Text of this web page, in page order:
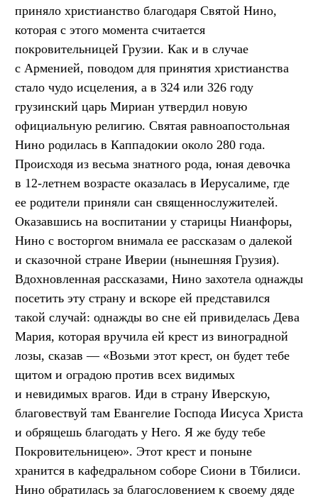
приняло христианство благодаря Святой Нино,
которая с этого момента считается
покровительницей Грузии. Как и в случае
с Арменией, поводом для принятия христианства
стало чудо исцеления, а в 324 или 326 году
грузинский царь Мириан утвердил новую
официальную религию. Святая равноапостольная
Нино родилась в Каппадокии около 280 года.
Происходя из весьма знатного рода, юная девочка
в 12-летнем возрасте оказалась в Иерусалиме, где
ее родители приняли сан священнослужителей.
Оказавшись на воспитании у старицы Нианфоры,
Нино с восторгом внимала ее рассказам о далекой
и сказочной стране Иверии (нынешняя Грузия).
Вдохновленная рассказами, Нино захотела однажды
посетить эту страну и вскоре ей представился
такой случай: однажды во сне ей привиделась Дева
Мария, которая вручила ей крест из виноградной
лозы, сказав — «Возьми этот крест, он будет тебе
щитом и оградою против всех видимых
и невидимых врагов. Иди в страну Иверскую,
благовествуй там Евангелие Господа Иисуса Христа
и обрящешь благодать у Него. Я же буду тебе
Покровительницею». Этот крест и поныне
хранится в кафедральном соборе Сиони в Тбилиси.
Нино обратилась за благословением к своему дяде